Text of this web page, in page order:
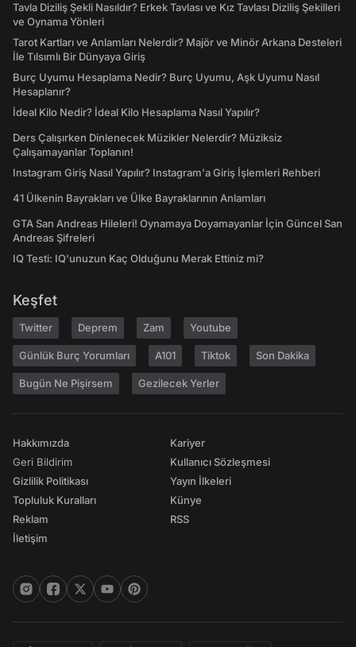
Tavla Diziliş Şekli Nasıldır? Erkek Tavlası ve Kız Tavlası Diziliş Şekilleri
ve Oynama Yönleri
Tarot Kartları ve Anlamları Nelerdir? Majör ve Minör Arkana Desteleri
İle Tılsımlı Bir Dünyaya Giriş
Burç Uyumu Hesaplama Nedir? Burç Uyumu, Aşk Uyumu Nasıl
Hesaplanır?
İdeal Kilo Nedir? İdeal Kilo Hesaplama Nasıl Yapılır?
Ders Çalışırken Dinlenecek Müzikler Nelerdir? Müziksiz
Çalışamayanlar Toplanın!
Instagram Giriş Nasıl Yapılır? Instagram'a Giriş İşlemleri Rehberi
41 Ülkenin Bayrakları ve Ülke Bayraklarının Anlamları
GTA San Andreas Hileleri! Oynamaya Doyamayanlar İçin Güncel San
Andreas Şifreleri
IQ Testi: IQ'unuzun Kaç Olduğunu Merak Ettiniz mi?
Keşfet
Twitter Deprem Zam Youtube
Günlük Burç Yorumları A101 Tiktok Son Dakika
Bugün Ne Pişirsem Gezilecek Yerler
Hakkımızda
Geri Bildirim
Gizlilik Politikası
Topluluk Kuralları
Reklam
İletişim
Kariyer
Kullanıcı Sözleşmesi
Yayın İlkeleri
Künye
RSS